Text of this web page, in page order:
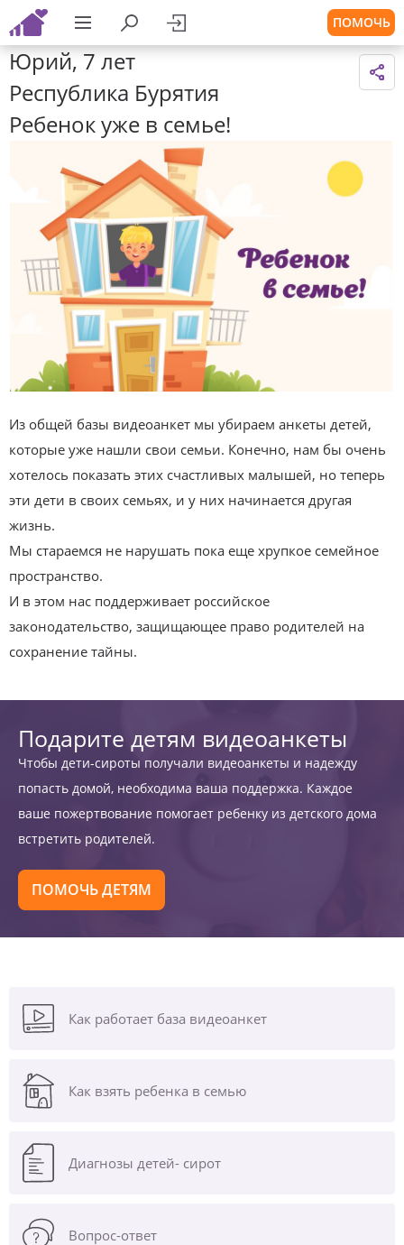
ПОМОЧЬ
Юрий, 7 лет
Республика Бурятия
Ребенок уже в семье!
Из общей базы видеоанкет мы убираем анкеты детей,
которые уже нашли свои семьи. Конечно, нам бы очень
хотелось показать этих счастливых малышей, но теперь
эти дети в своих семьях, и у них начинается другая
жизнь.
Мы стараемся не нарушать пока еще хрупкое семейное
пространство.
И в этом нас поддерживает российское
законодательство, защищающее право родителей на
сохранение тайны.
Подарите детям видеоанкеты
Чтобы дети-сироты получали видеоанкеты и надежду
попасть домой, необходима ваша поддержка. Каждое
ваше пожертвование помогает ребенку из детского дома
встретить родителей.
ПОМОЧЬ ДЕТЯМ
Как работает база видеоанкет
Как взять ребенка в семью
Диагнозы детей- сирот
Вопрос-ответ